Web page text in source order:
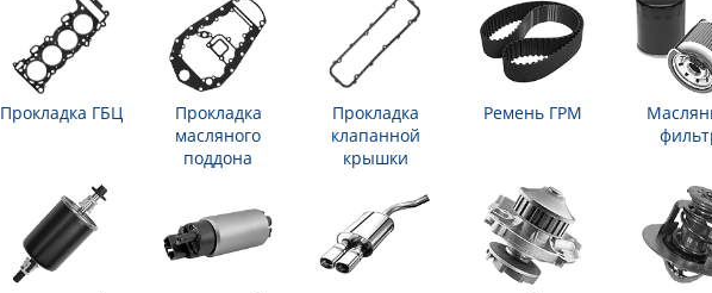
Прокладка ГБЦ
Прокладка
масляного
поддона
Прокладка
клапанной
крышки
Ремень ГРМ